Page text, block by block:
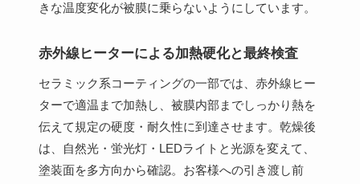
きな温度変化が被膜に乗らないようにしています。
赤外線ヒーターによる加熱硬化と最終検査
セラミック系コーティングの一部では、赤外線ヒー
ターで適温まで加熱し、被膜内部までしっかり熱を
伝えて規定の硬度・耐久性に到達させます。乾燥後
は、自然光・蛍光灯・LEDライトと光源を変えて、
塗装面を多方向から確認。お客様への引き渡し前